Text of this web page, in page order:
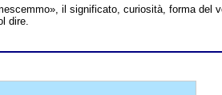
il significato, curiosità, forma del
dire.